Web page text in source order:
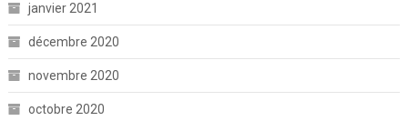
janvier 2021
décembre 2020
novembre 2020
octobre 2020